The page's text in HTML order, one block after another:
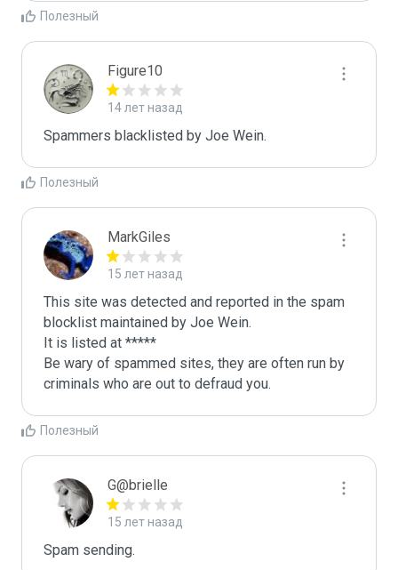
Полезный
Figure10
14 лет назад
Spammers blacklisted by Joe Wein.
Полезный
MarkGiles
15 лет назад
This site was detected and reported in the spam
blocklist maintained by Joe Wein.
It is listed at *****
Be wary of spammed sites, they are often run by
criminals who are out to defraud you.
Полезный
G@brielle
15 лет назад
Spam sending.